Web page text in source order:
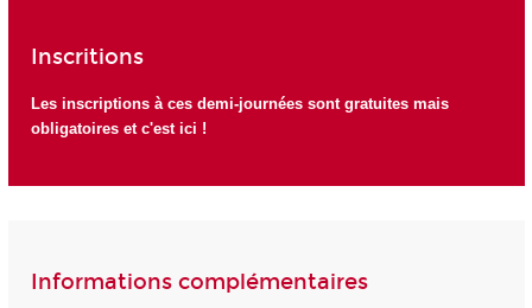
Inscritions
Les inscriptions à ces demi-journées sont gratuites mais
obligatoires et c'est ici !
Informations complémentaires